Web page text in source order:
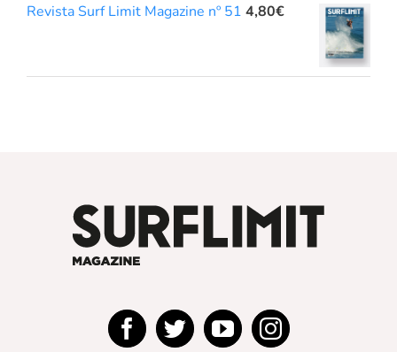
Revista Surf Limit Magazine nº 51 4,80€